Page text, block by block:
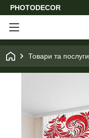
PHOTODECOR
Товари та послуги